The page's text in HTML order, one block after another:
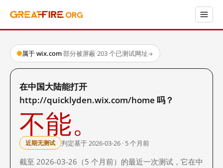
属于 wix.com·部分被屏蔽·203 个已测试网址→
在中国大陆能打开
http://quicklyden.wix.com/home 吗？
不能。
近期无测试 判定基于 2026-03-26 · 5 个月前
截至 2026-03-26（5 个月前）的最近一次测试，它在中